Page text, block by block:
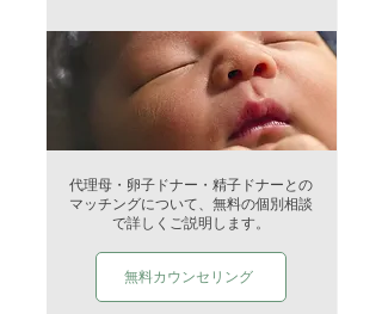
代理母・卵子ドナー・精子ドナーとの
マッチングについて、無料の個別相談
で詳しくご説明します。
無料カウンセリング